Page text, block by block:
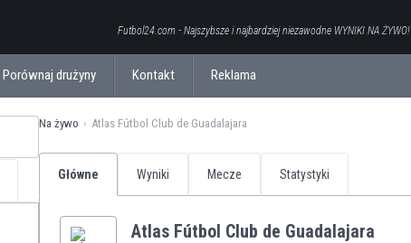
Futbol24.com - Najszybsze i najbardziej niezawodne WYNIKI NA ŻYWO!
Porównaj drużyny Kontakt Reklama
Na żywo Atlas Fútbol Club de Guadalajara
Główne Wyniki Mecze Statystyki
Atlas Fútbol Club de Guadalajara